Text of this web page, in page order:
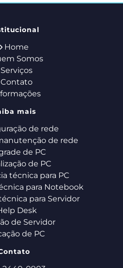
Home
Somos
Serviços
Contato
mais
de rede
de rede
de PC
de PC
técnica para PC
para Notebook
para Servidor
Desk
de Servidor
de PC